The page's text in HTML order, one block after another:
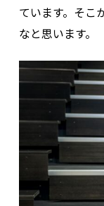
ています。そこ
なと思います。